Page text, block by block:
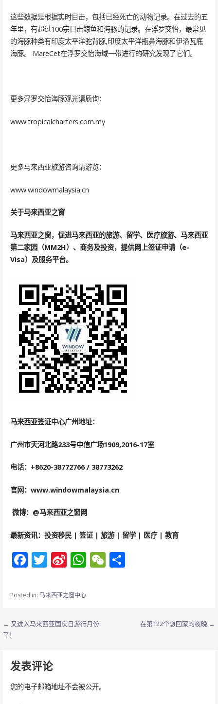
这些数据是根据实时目击，包括已经死亡的动物记录。在过去的五
年里，有超过100宗目击鲸鱼和海豚的记录。在浮罗交怡，最常见
的海豚种类有印度太平洋驼背豚,印度太平洋瓶鼻海豚和伊洛瓦底
海豚。 MareCet在浮罗交怡海域一带进行的研究发现了它们。
更多浮罗交怡海豚观光请质询：
www.tropicalcharters.com.my
更多马来西亚旅游咨询请游览：
www.windowmalaysia.cn
关于马来西亚之窗
马来西亚之窗，促进马来西亚的旅游、留学、医疗旅游、马来西亚
第二家园（MM2H）、商务及投资，提供网上签证申请（e-
Visa）及服务平台。
马来西亚签证中心广州地址：
广州市天河北路233号中信广场1909,2016-17室
电话： +8620-38772766 / 38773262
官网： www.windowmalaysia.cn
微博： @马来西亚之窗网
最新资讯：投资移民| 签证| 旅游| 留学| 医疗| 教育
F
e
o
T
itt
Si
a
ei
W
at
A
W 分
Posted in: 马来西亚之窗中心
文
章
导
航
← 又进入马来西亚国庆日游行月份
了！
在第122个想回家的夜晚 →
发表评论
您的电子邮箱地址不会被公开。